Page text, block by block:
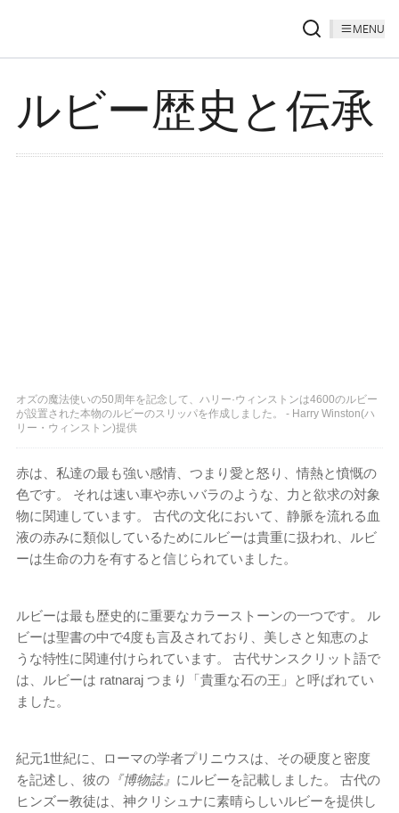
MENU
ルビー歴史と伝承
オズの魔法使いの50周年を記念して、ハリー·ウィンストンは4600のルビー
が設置された本物のルビーのスリッパを作成しました。 - Harry Winston(ハ
リー・ウィンストン)提供
赤は、私達の最も強い感情、つまり愛と怒り、情熱と憤慨の
色です。 それは速い車や赤いバラのような、力と欲求の対象
物に関連しています。 古代の文化において、静脈を流れる血
液の赤みに類似しているためにルビーは貴重に扱われ、ルビ
ーは生命の力を有すると信じられていました。
ルビーは最も歴史的に重要なカラーストーンの一つです。 ル
ビーは聖書の中で4度も言及されており、美しさと知恵のよ
うな特性に関連付けられています。 古代サンスクリット語で
は、ルビーは ratnaraj つまり「貴重な石の王」と呼ばれてい
ました。
紀元1世紀に、ローマの学者プリニウスは、その硬度と密度
を記述し、彼の 『博物誌』 にルビーを記載しました。 古代の
ヒンズー教徒は、神クリシュナに素晴らしいルビーを提供し